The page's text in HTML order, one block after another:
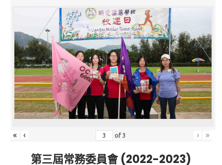
« ‹ of3 › »
第三屆常務委員會 (2022-2023)